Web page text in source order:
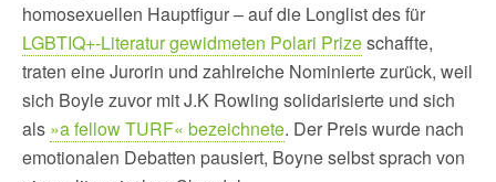
homosexuellen Hauptfigur – auf die Longlist des für
LGBTIQ+-Literatur gewidmeten Polari Prizeschaffte,
traten eine Jurorin und zahlreiche Nominierte zurück, weil
sich Boyle zuvor mit J.K Rowling solidarisierte und sich
als »a fellow TURF« bezeichnete. Der Preis wurde nach
emotionalen Debatten pausiert, Boyne selbst sprach von